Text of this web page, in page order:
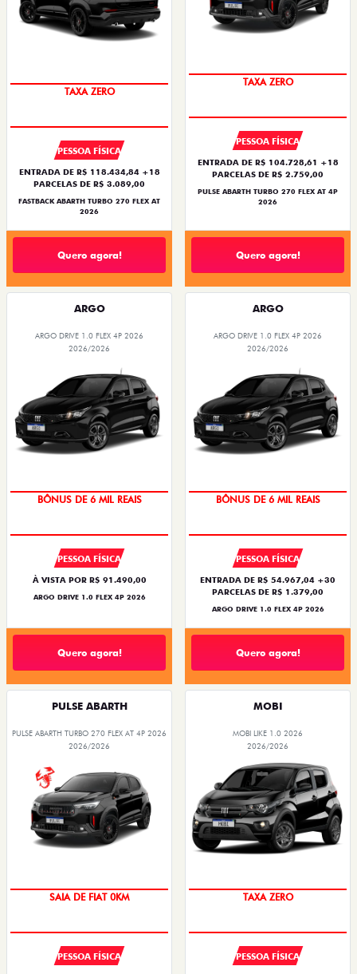
TAXA ZERO
PESSOA FÍSICA
ENTRADA DE R$ 118.434,84 +18
PARCELAS DE R$ 3.089,00
FASTBACK ABARTH TURBO 270 FLEX AT
2026
Quero agora!
TAXA ZERO
PESSOA FÍSICA
ENTRADA DE R$ 104.728,61 +18
PARCELAS DE R$ 2.759,00
PULSE ABARTH TURBO 270 FLEX AT 4P
2026
Quero agora!
ARGO
ARGO DRIVE 1.0 FLEX 4P 2026
2026/2026
BÔNUS DE 6 MIL REAIS
PESSOA FÍSICA
À VISTA POR R$ 91.490,00
ARGO DRIVE 1.0 FLEX 4P 2026
Quero agora!
ARGO
ARGO DRIVE 1.0 FLEX 4P 2026
2026/2026
BÔNUS DE 6 MIL REAIS
PESSOA FÍSICA
ENTRADA DE R$ 54.967,04 +30
PARCELAS DE R$ 1.379,00
ARGO DRIVE 1.0 FLEX 4P 2026
Quero agora!
PULSE ABARTH
PULSE ABARTH TURBO 270 FLEX AT 4P 2026
2026/2026
SAIA DE FIAT 0KM
PESSOA FÍSICA
MOBI
MOBI LIKE 1.0 2026
2026/2026
TAXA ZERO
PESSOA FÍSICA